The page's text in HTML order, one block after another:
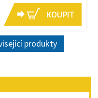
KOUPIT
produkty